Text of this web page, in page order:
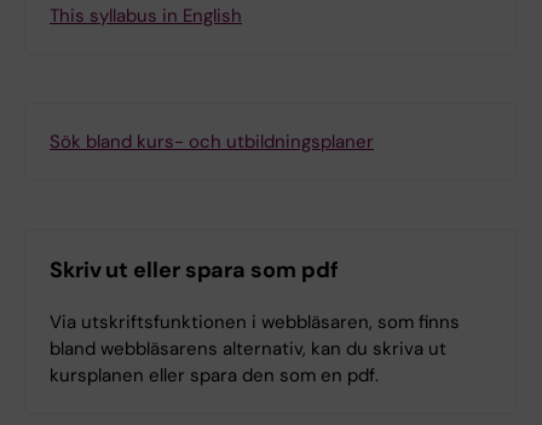
This syllabus in English
Sök bland kurs- och utbildningsplaner
Skriv ut eller spara som pdf
Via utskriftsfunktionen i webbläsaren, som finns
bland webbläsarens alternativ, kan du skriva ut
kursplanen eller spara den som en pdf.